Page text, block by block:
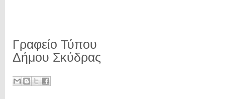
Γραφείο Τύπου
Δήμου Σκύδρας